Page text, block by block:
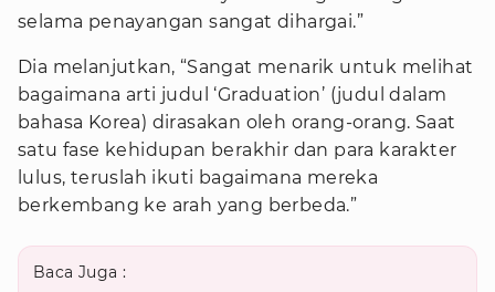
selama penayangan sangat dihargai.”
Dia melanjutkan, “Sangat menarik untuk melihat
bagaimana arti judul ‘Graduation’ (judul dalam
bahasa Korea) dirasakan oleh orang-orang. Saat
satu fase kehidupan berakhir dan para karakter
lulus, teruslah ikuti bagaimana mereka
berkembang ke arah yang berbeda.”
Baca Juga :